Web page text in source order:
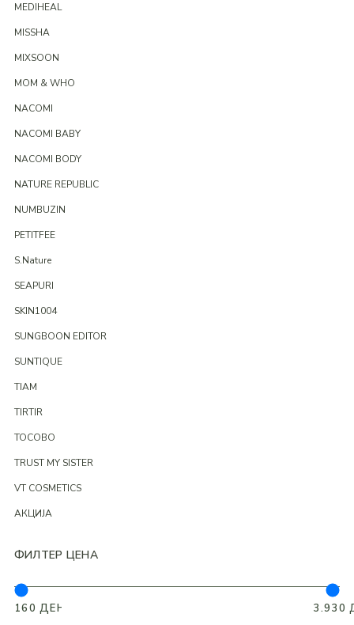
MEDIHEAL
MISSHA
MIXSOON
MOM & WHO
NACOMI
NACOMI BABY
NACOMI BODY
NATURE REPUBLIC
NUMBUZIN
PETITFEE
S.Nature
SEAPURI
SKIN1004
SUNGBOON EDITOR
SUNTIQUE
TIAM
TIRTIR
TOCOBO
TRUST MY SISTER
VT COSMETICS
АКЦИЈА
ФИЛТЕР ЦЕНА